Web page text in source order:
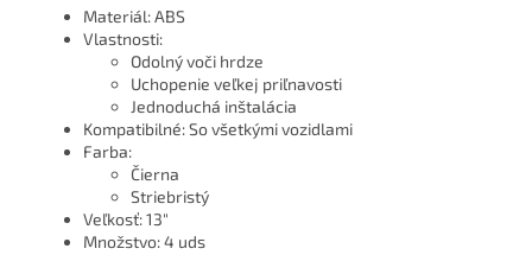
Materiál: ABS
Vlastnosti:
Odolný voči hrdze
Uchopenie veľkej priľnavosti
Jednoduchá inštalácia
Kompatibilné: So všetkými vozidlami
Farba:
Čierna
Striebristý
Veľkosť: 13"
Množstvo: 4 uds